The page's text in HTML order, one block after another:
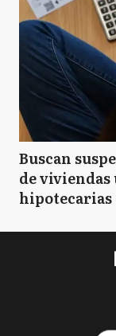
Buscan
de